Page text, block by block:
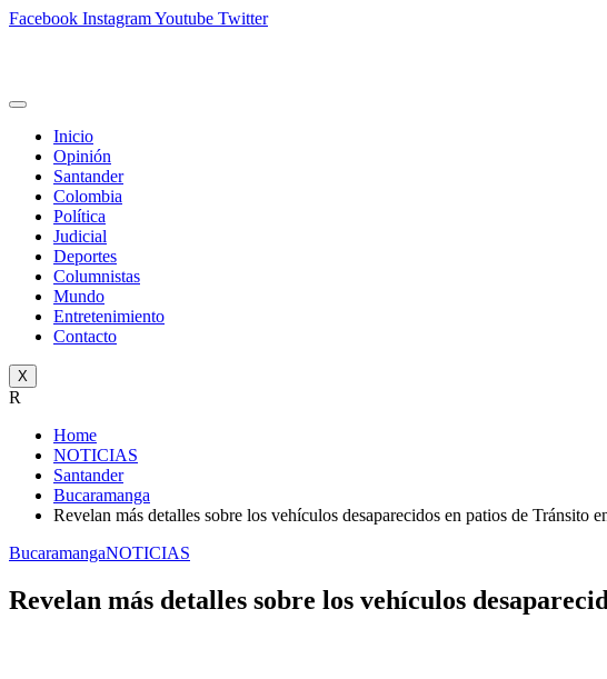
Facebook InstagramYoutube Twitter
Inicio
Opinión
Santander
Colombia
Política
Judicial
Deportes
Columnistas
Mundo
Entretenimiento
Contacto
X
R
Home
NOTICIAS
Santander
Bucaramanga
Revelan más detalles sobre los vehículos desaparecidos en patios de Tránsito
BucaramangaNOTICIAS
Revelan más detalles sobre los vehículos